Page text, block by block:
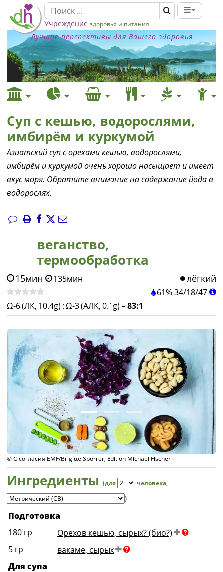
Учреждение здоровья и питания
Лучшие перспективы для Вашего здоровья
Суп с кешью, водорослями,
имбирём и куркумой
Азиатский суп с орехами кешью, водорослями,
имбирём и куркумой очень хорошо насыщает и имеет
вкус моря. Обратите внимание на содержание йода в
водорослях.
веганство,
термообработка
15мин 135мин лёгкий
61%34/18/47
Ω-6 (ЛК, 10.4g) :Ω-3 (АЛК, 0.1g) =83:1
© С согласия EMF/Brigitte Sporrer, Edition Michael Fischer
Ингредиенты (для человека,
)
Подготовка
180 гр
Орехов кешью, сырых? (био?)
5 гр
вакаме, сырых
Для супа